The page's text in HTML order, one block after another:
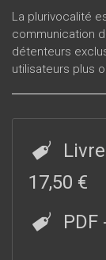
La plurivocalité
communication
détenteurs
utilisateurs plus
17,50 €
PDF